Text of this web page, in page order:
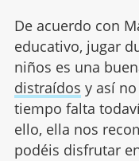
De acuerdo con
educativo, jugar
niños es una
distraídos y así
tiempo falta
ello, ella nos
podéis disfrutar